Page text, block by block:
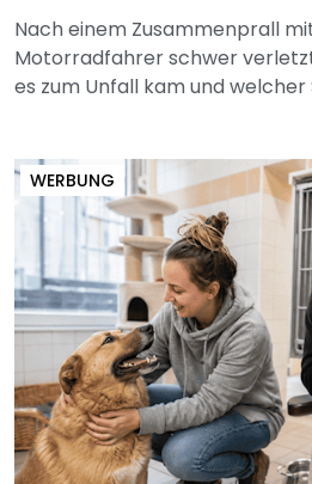
Nach einem Zusammenprall
Motorradfahrer schwer
es zum Unfall kam und welcher
WERBUNG